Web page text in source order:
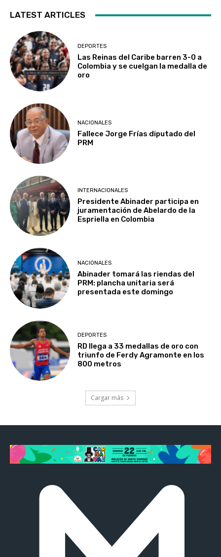
LATEST ARTICLES
DEPORTES
Las Reinas del Caribe barren 3-0 a
Colombia y se cuelgan la medalla de
oro
NACIONALES
Fallece Jorge Frías diputado del
PRM
INTERNACIONALES
Presidente Abinader participa en
juramentación de Abelardo de la
Espriella en Colombia
NACIONALES
Abinader tomará las riendas del
PRM: plancha unitaria será
presentada este domingo
DEPORTES
RD llega a 33 medallas de oro con
triunfo de Ferdy Agramonte en los
800 metros
Cargar más